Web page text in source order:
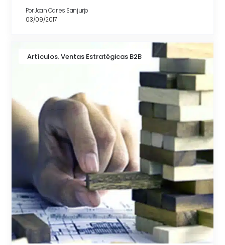
PorJoan Carles Sanjurjo
03/09/2017
Artículos,Ventas Estratégicas B2B